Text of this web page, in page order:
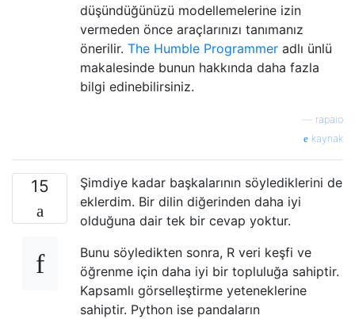
düşündüğünüzü modellemelerine izin
vermeden önce araçlarınızı tanımanız
önerilir. The Humble Programmer adlı ünlü
makalesinde bunun hakkında daha fazla
bilgi edinebilirsiniz.
rapaio
kaynak
15
Şimdiye kadar başkalarının söylediklerini de
eklerdim. Bir dilin diğerinden daha iyi
olduğuna dair tek bir cevap yoktur.
Bunu söyledikten sonra, R veri keşfi ve
öğrenme için daha iyi bir topluluğa sahiptir.
Kapsamlı görselleştirme yeteneklerine
sahiptir. Python ise pandaların